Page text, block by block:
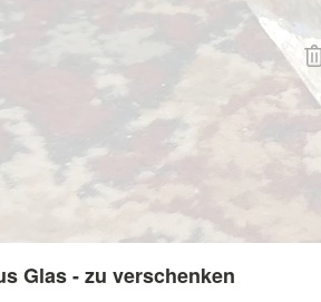
Glas - zu verschenken